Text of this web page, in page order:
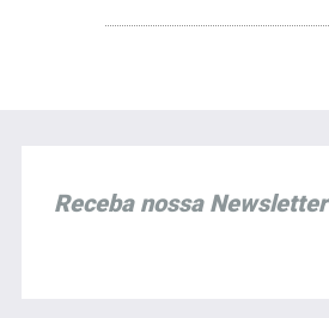
Receba nossa Newsletter